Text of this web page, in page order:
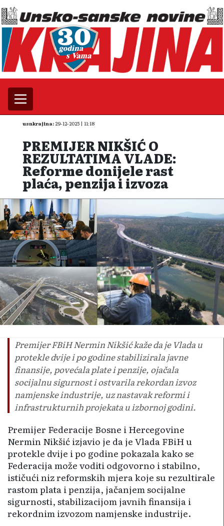
usnkrajina: 29-12-2025 | 11:18
PREMIJER NIKŠIĆ O
REZULTATIMA VLADE:
Reforme donijele rast
plaća, penzija i izvoza
Premijer FBiH Nermin Nikšić kaže da je Vlada u
protekle dvije i po godine stabilizirala javne
finansije, povećala plate i penzije, ojačala
socijalnu sigurnost i ostvarila rekordan izvoz
namjenske industrije, uz nastavak reformi i
infrastrukturnih projekata u izbornoj godini.
Premijer Federacije Bosne i Hercegovine
Nermin Nikšić izjavio je da je Vlada FBiH u
protekle dvije i po godine pokazala kako se
Federacija može voditi odgovorno i stabilno,
ističući niz reformskih mjera koje su rezultirale
rastom plata i penzija, jačanjem socijalne
sigurnosti, stabilizacijom javnih finansija i
rekordnim izvozom namjenske industrije.